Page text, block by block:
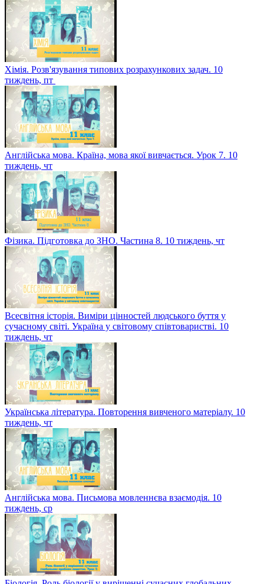
Хімія. Розв'язування типових розрахункових задач. 10
тиждень, пт
Англійська мова. Країна, мова якої вивчається. Урок 7. 10
тиждень, чт
Фізика. Підготовка до ЗНО. Частина 8. 10 тиждень, чт
Всесвітня історія. Виміри цінностей людського буття у
сучасному світі. Україна у світовому співтоваристві. 10
тиждень, чт
Українська література. Повторення вивченого матеріалу. 10
тиждень, чт
Англійська мова. Письмова мовленнєва взаємодія. 10
тиждень, ср